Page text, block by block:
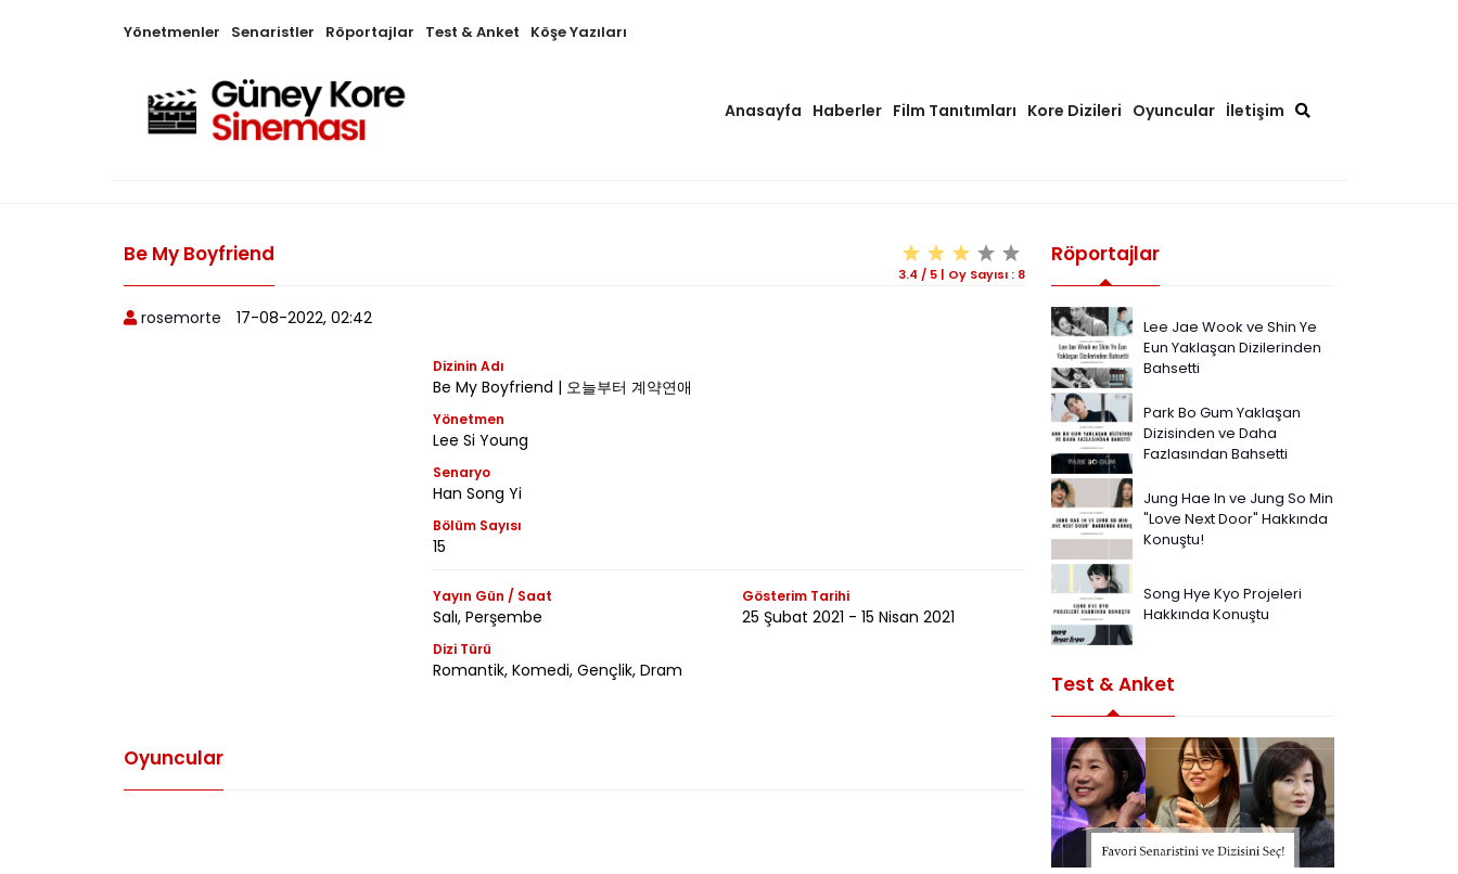
Yönetmenler Senaristler Röportajlar Test & Anket Köşe Yazıları
Anasayfa Haberler Film Tanıtımları Kore Dizileri Oyuncular İletişim
Be My Boyfriend
3.4 / 5 | Oy Sayısı : 8
rosemorte 17-08-2022, 02:42
Dizinin Adı
Be My Boyfriend | 오늘부터 계약연애
Yönetmen
Lee Si Young
Senaryo
Han Song Yi
Bölüm Sayısı
15
Yayın Gün / Saat
Salı, Perşembe
Gösterim Tarihi
25 Şubat 2021 - 15 Nisan 2021
Dizi Türü
Romantik, Komedi, Gençlik, Dram
Oyuncular
Röportajlar
Lee Jae Wook ve Shin Ye
Eun Yaklaşan Dizilerinden
Bahsetti
Park Bo Gum Yaklaşan
Dizisinden ve Daha
Fazlasından Bahsetti
Jung Hae In ve Jung So Min
"Love Next Door" Hakkında
Konuştu!
Song Hye Kyo Projeleri
Hakkında Konuştu
Test & Anket